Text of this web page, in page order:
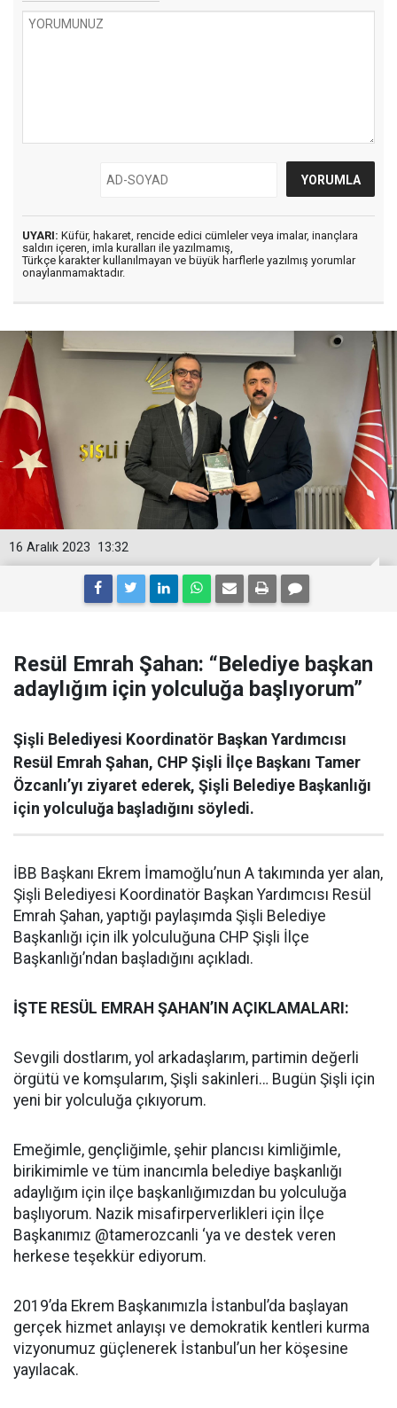
UYARI: Küfür, hakaret, rencide edici cümleler veya imalar, inançlara
saldırı içeren, imla kuralları ile yazılmamış,
Türkçe karakter kullanılmayan ve büyük harflerle yazılmış yorumlar
onaylanmamaktadır.
13:32
16 Aralık 2023
Resül Emrah Şahan: “Belediye başkan
adaylığım için yolculuğa başlıyorum”
Şişli Belediyesi Koordinatör Başkan Yardımcısı
Resül Emrah Şahan, CHP Şişli İlçe Başkanı Tamer
Özcanlı’yı ziyaret ederek, Şişli Belediye Başkanlığı
için yolculuğa başladığını söyledi.
İBB Başkanı Ekrem İmamoğlu’nun A takımında yer alan,
Şişli Belediyesi Koordinatör Başkan Yardımcısı Resül
Emrah Şahan, yaptığı paylaşımda Şişli Belediye
Başkanlığı için ilk yolculuğuna CHP Şişli İlçe
Başkanlığı’ndan başladığını açıkladı.
İŞTE RESÜL EMRAH ŞAHAN’IN AÇIKLAMALARI:
Sevgili dostlarım, yol arkadaşlarım, partimin değerli
örgütü ve komşularım, Şişli sakinleri… Bugün Şişli için
yeni bir yolculuğa çıkıyorum.
Emeğimle, gençliğimle, şehir plancısı kimliğimle,
birikimimle ve tüm inancımla belediye başkanlığı
adaylığım için ilçe başkanlığımızdan bu yolculuğa
başlıyorum. Nazik misafirperverlikleri için İlçe
Başkanımız @tamerozcanli ‘ya ve destek veren
herkese teşekkür ediyorum.
2019’da Ekrem Başkanımızla İstanbul’da başlayan
gerçek hizmet anlayışı ve demokratik kentleri kurma
vizyonumuz güçlenerek İstanbul’un her köşesine
yayılacak.